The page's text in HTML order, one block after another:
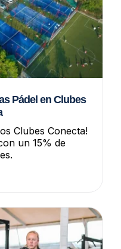
Pádel en Clubes
Clubes Conecta!
un 15% de